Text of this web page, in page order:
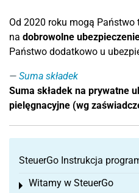
Od 2020 roku mogą Państwo
na dobrowolne
Państwo dodatkowo u
Suma składek
Suma składek na prywatne
pielęgnacyjne (wg
SteuerGo Instrukcja
Witamy w SteuerGo
Toggle menu